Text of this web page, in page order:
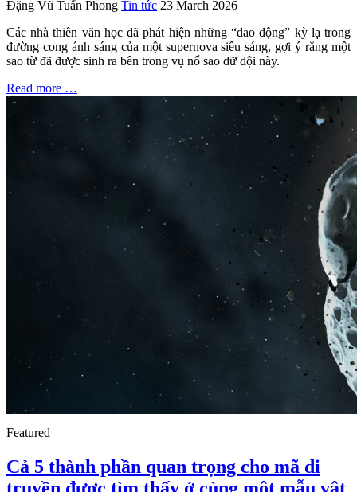
Đặng Vũ Tuấn Phong Tin tức 23 March 2026
Các nhà thiên văn học đã phát hiện những “dao động” kỳ lạ trong
đường cong ánh sáng của một supernova siêu sáng, gợi ý rằng một
sao từ đã được sinh ra bên trong vụ nổ sao dữ dội này.
Read more …
Featured
Cả 5 thành phần quan trọng cho mã di